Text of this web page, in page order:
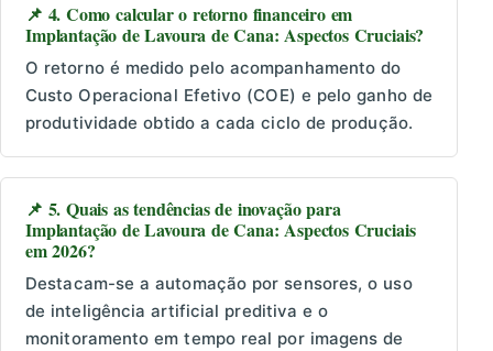
📌 4. Como calcular o retorno financeiro em
Implantação de Lavoura de Cana: Aspectos Cruciais?
O retorno é medido pelo acompanhamento do
Custo Operacional Efetivo (COE) e pelo ganho de
produtividade obtido a cada ciclo de produção.
📌 5. Quais as tendências de inovação para
Implantação de Lavoura de Cana: Aspectos Cruciais
em 2026?
Destacam-se a automação por sensores, o uso
de inteligência artificial preditiva e o
monitoramento em tempo real por imagens de